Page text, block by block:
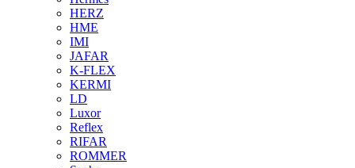
HERZ
HME
IMI
JAFAR
K-FLEX
KERMI
LD
Luxor
Reflex
RIFAR
ROMMER